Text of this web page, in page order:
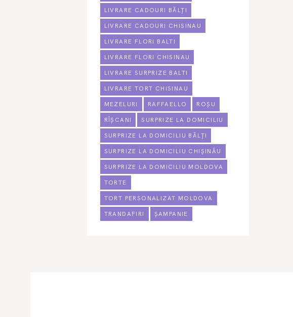
LIVRARE CADOURI BĂLȚI
LIVRARE CADOURI CHISINAU
LIVRARE FLORI BALTI
LIVRARE FLORI CHISINAU
LIVRARE SURPRIZE BALTI
LIVRARE TORT CHISINAU
MEZELURI RAFFAELLO ROȘU
RÎȘCANI SURPRIZE LA DOMICILIU
SURPRIZE LA DOMICILIU BĂLȚI
SURPRIZE LA DOMICILIU CHIȘINĂU
SURPRIZE LA DOMICILIU MOLDOVA
TORTE
TORT PERSONALIZAT MOLDOVA
TRANDAFIRI ȘAMPANIE